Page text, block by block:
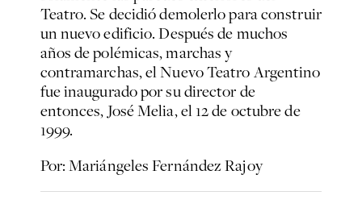
Teatro. Se decidió demolerlo para construir
un nuevo edificio. Después de muchos
años de polémicas, marchas y
contramarchas, el Nuevo Teatro Argentino
fue inaugurado por su director de
entonces, José Melia, el 12 de octubre de
1999.
Por: Mariángeles Fernández Rajoy